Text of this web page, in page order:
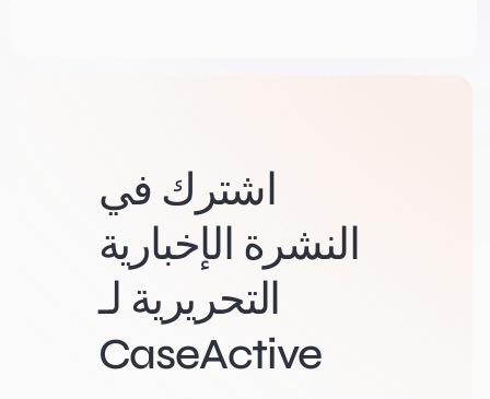
اشترك في
النشرة الإخبارية
التحريرية لـ
CaseActive